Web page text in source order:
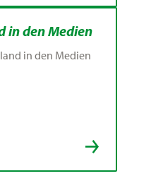
in den Medien
in den Medien